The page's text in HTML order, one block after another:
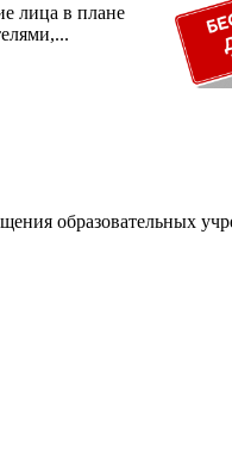
лица в плане
образовательных